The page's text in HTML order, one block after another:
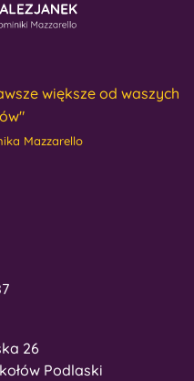
większe od waszych
Mazzarello
26
Podlaski